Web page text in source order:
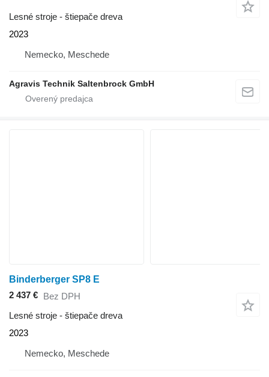
Lesné stroje - štiepače dreva
2023
Nemecko, Meschede
Agravis Technik Saltenbrock GmbH
Binderberger SP8 E
2 437 € Bez DPH
Lesné stroje - štiepače dreva
2023
Nemecko, Meschede